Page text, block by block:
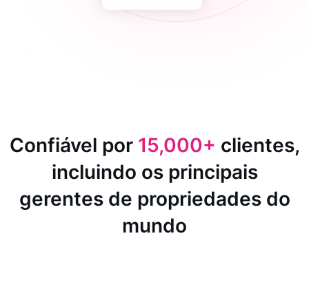
Confiável por 15,000+ clientes,
incluindo os principais
gerentes de propriedades do
mundo